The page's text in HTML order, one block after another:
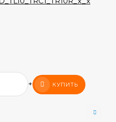
+ КУПИТЬ